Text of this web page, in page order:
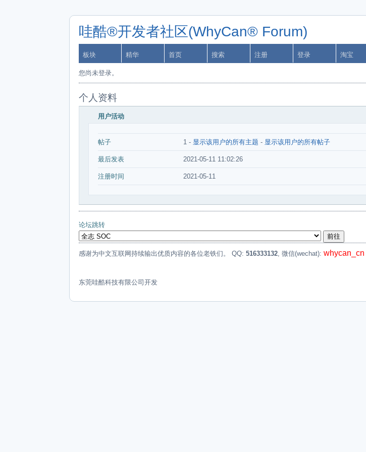
哇酷®开发者社区(WhyCan® Forum)
板块 精华 首页 搜索 注册 登录 淘宝
您尚未登录。
个人资料
用户活动
帖子 1 - 显示该用户的所有主题 - 显示该用户的所有帖子
最后发表 2021-05-11 11:02:26
注册时间 2021-05-11
论坛跳转
感谢为中文互联网持续输出优质内容的各位老铁们。 QQ: 516333132, 微信(wechat): whycan_cn
东莞哇酷科技有限公司开发